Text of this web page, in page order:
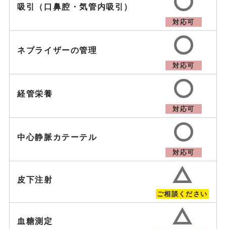
吸引（口鼻腔・気管内吸引）
対応可
ネブライザーの管理
対応可
経管栄養
対応可
中心静脈カテーテル
対応可
皮下注射
ご相談ください
血糖測定